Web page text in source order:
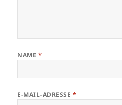
NAME *
E-MAIL-ADRESSE *